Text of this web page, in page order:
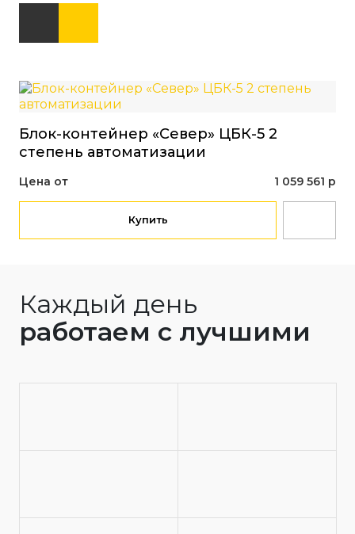
Блок-контейнер «Север» ЦБК-5 2
степень автоматизации
Цена от 1 059 561 р
Купить
Каждый день
работаем с лучшими